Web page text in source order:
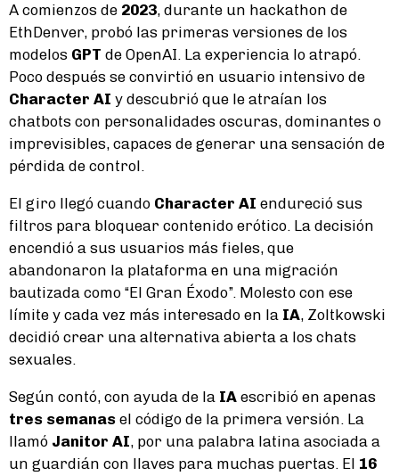
A comienzos de 2023, durante un hackathon de
EthDenver, probó las primeras versiones de los
modelos GPT de OpenAI. La experiencia lo atrapó.
Poco después se convirtió en usuario intensivo de
Character AI y descubrió que le atraían los
chatbots con personalidades oscuras, dominantes o
imprevisibles, capaces de generar una sensación de
pérdida de control.
El giro llegó cuando Character AI endureció sus
filtros para bloquear contenido erótico. La decisión
encendió a sus usuarios más fieles, que
abandonaron la plataforma en una migración
bautizada como “El Gran Éxodo”. Molesto con ese
límite y cada vez más interesado en la IA, Zoltkowski
decidió crear una alternativa abierta a los chats
sexuales.
Según contó, con ayuda de la IA escribió en apenas
tres semanas el código de la primera versión. La
llamó Janitor AI, por una palabra latina asociada a
un guardián con llaves para muchas puertas. El 16